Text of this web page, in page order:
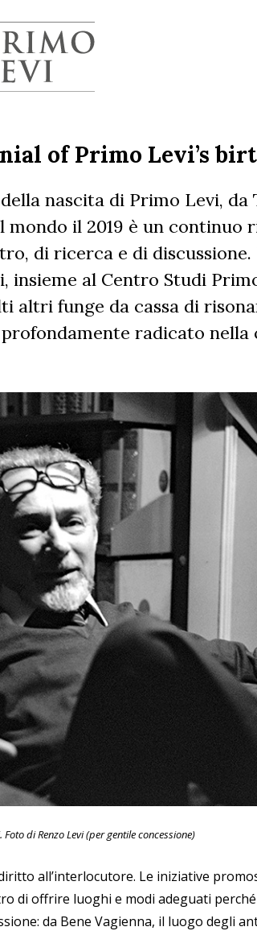
of Primo Levi’s
nascita di Primo Levi, da
il 2019 è un continuo
di ricerca e di
insieme al Centro Studi
altri funge da cassa di
radicato
Foto di Renzo Levi (per gentile concessione)
all’interlocutore. Le iniziative
di offrire luoghi e modi adeguati
da Bene Vagienna, il luogo degli